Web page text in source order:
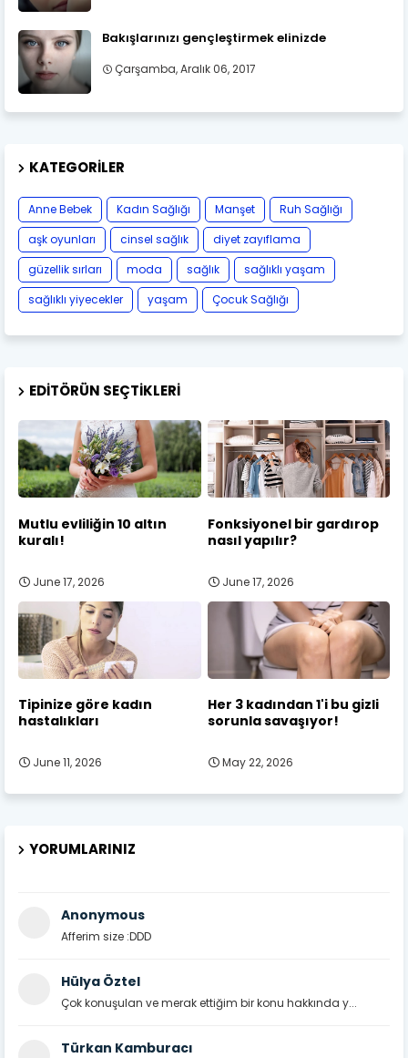
Bakışlarınızı gençleştirmek elinizde
Çarşamba, Aralık 06, 2017
KATEGORILER
Anne Bebek Kadın Sağlığı Manşet
Ruh Sağlığı
aşk oyunları
cinsel sağlık
diyet zayıflama
güzellik sırları
moda sağlık
sağlıklı yaşam
sağlıklı yiyecekler
yaşam Çocuk Sağlığı
EDITÖRÜN SEÇTIKLERI
Mutlu evliliğin 10 altın
kuralı!
June 17, 2026
Fonksiyonel bir gardırop
nasıl yapılır?
June 17, 2026
Tipinize göre kadın
hastalıkları
June 11, 2026
Her 3 kadından 1'i bu gizli
sorunla savaşıyor!
May 22, 2026
YORUMLARINIZ
Anonymous
Afferim size :DDD
Hülya Öztel
Çok konuşulan ve merak ettiğim bir konu hakkında y...
Türkan Kamburacı